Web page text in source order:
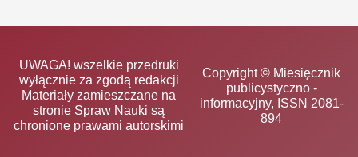
UWAGA! wszelkie przedruki
wyłącznie za zgodą redakcji
Materiały zamieszczane na
stronie Spraw Nauki są
chronione prawami autorskimi
Copyright © Miesięcznik
publicystyczno -
informacyjny, ISSN 2081-
894